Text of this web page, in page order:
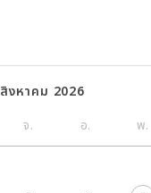
สิงหาคม 2026
จ.
อ. พ.